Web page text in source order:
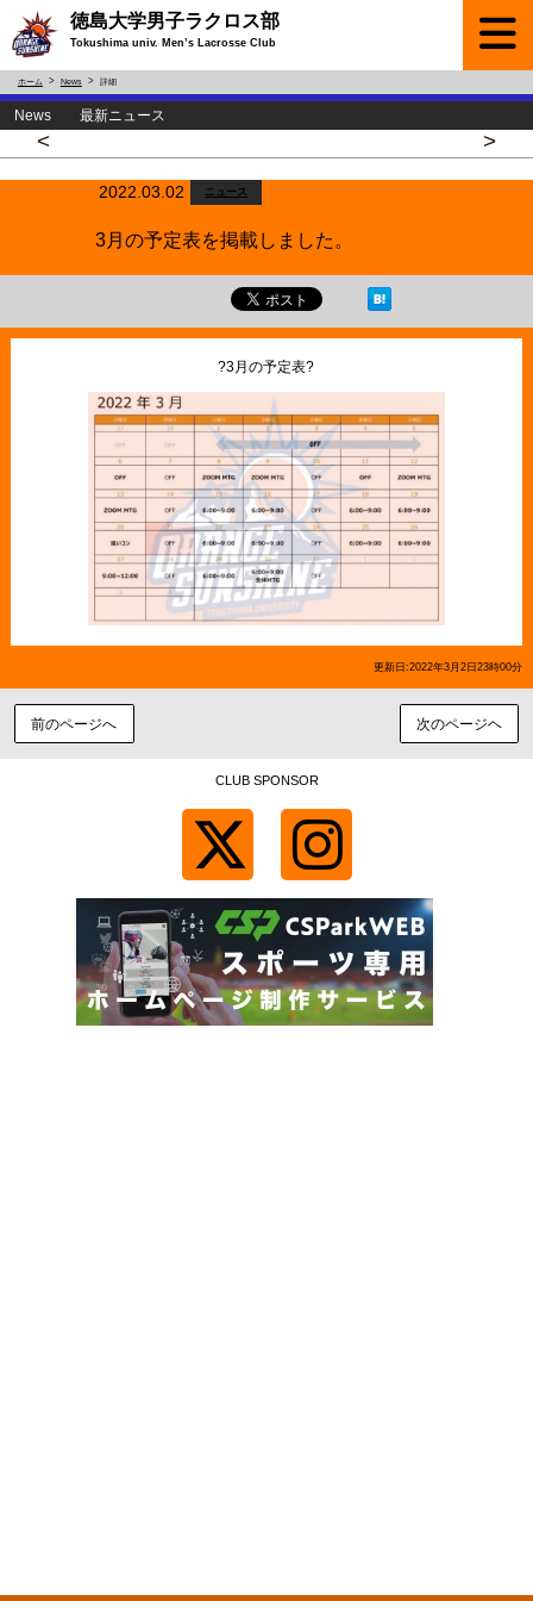
徳島大学男子ラクロス部
Tokushima univ. Men’s Lacrosse Club
ホーム News 詳細
News 最新ニュース
< >
2022.03.02 ニュース
3月の予定表を掲載しました。
?3月の予定表?
更新日:2022年3月2日23時00分
前のページへ 次のページヘ
CLUB SPONSOR